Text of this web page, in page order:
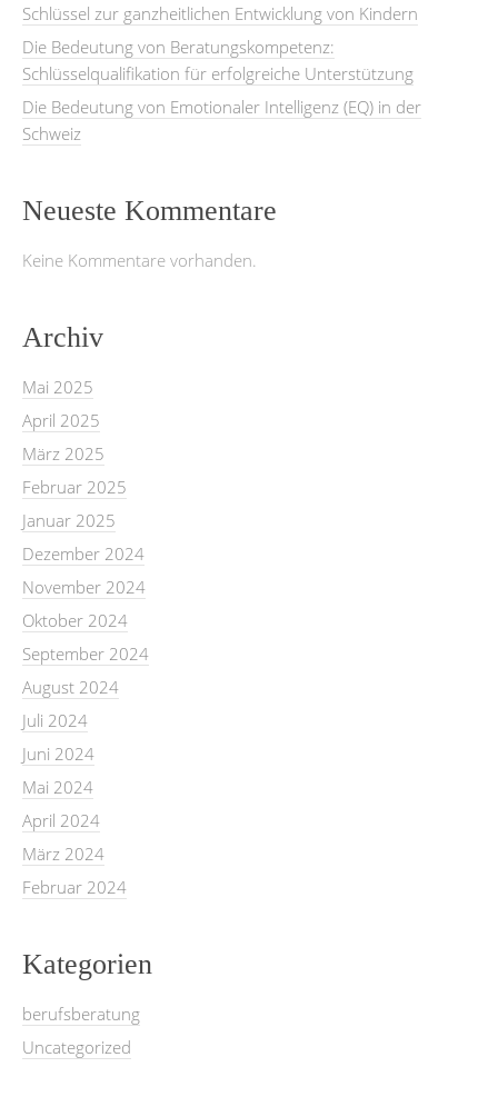
Schlüssel zur ganzheitlichen Entwicklung von Kindern
Die Bedeutung von Beratungskompetenz:
Schlüsselqualifikation für erfolgreiche Unterstützung
Die Bedeutung von Emotionaler Intelligenz (EQ) in der
Schweiz
Neueste Kommentare
Keine Kommentare vorhanden.
Archiv
Mai 2025
April 2025
März 2025
Februar 2025
Januar 2025
Dezember 2024
November 2024
Oktober 2024
September 2024
August 2024
Juli 2024
Juni 2024
Mai 2024
April 2024
März 2024
Februar 2024
Kategorien
berufsberatung
Uncategorized